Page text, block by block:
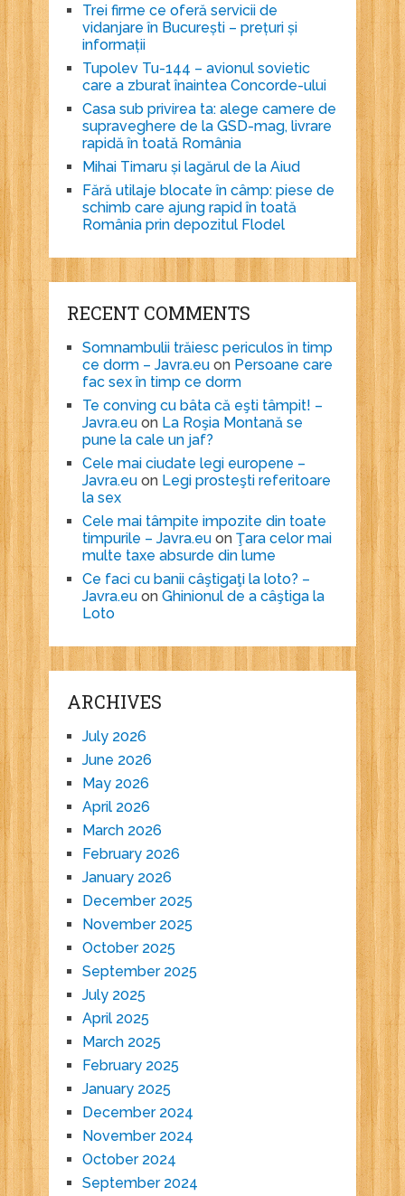
Trei firme ce oferă servicii de
vidanjare în București – prețuri și
informații
Tupolev Tu-144 – avionul sovietic
care a zburat înaintea Concorde-ului
Casa sub privirea ta: alege camere de
supraveghere de la GSD-mag, livrare
rapidă în toată România
Mihai Timaru și lagărul de la Aiud
Fără utilaje blocate în câmp: piese de
schimb care ajung rapid în toată
România prin depozitul Flodel
RECENT COMMENTS
Somnambulii trăiesc periculos în timp
ce dorm – Javra.euon Persoane care
fac sex în timp ce dorm
Te conving cu bâta că eşti tâmpit! –
Javra.euon La Roşia Montană se
pune la cale un jaf?
Cele mai ciudate legi europene –
Javra.euon Legi prosteşti referitoare
la sex
Cele mai tâmpite impozite din toate
timpurile – Javra.euon Ţara celor mai
multe taxe absurde din lume
Ce faci cu banii câştigaţi la loto? –
Javra.euon Ghinionul de a câştiga la
Loto
ARCHIVES
July 2026
June 2026
May 2026
April 2026
March 2026
February 2026
January 2026
December 2025
November 2025
October 2025
September 2025
July 2025
April 2025
March 2025
February 2025
January 2025
December 2024
November 2024
October 2024
September 2024